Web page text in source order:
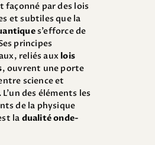
façonné par des lois
et subtiles que la
s’efforce de
principes
reliés aux lois
, ouvrent une porte
science et
des éléments les
de la physique
la dualité onde-